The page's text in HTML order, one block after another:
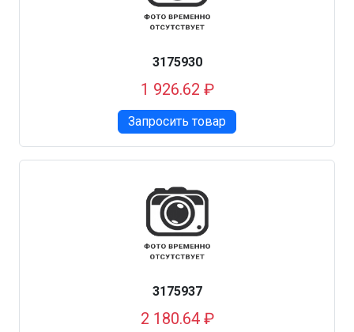
3175930
1 926.62 ₽
Запросить товар
3175937
2 180.64 ₽